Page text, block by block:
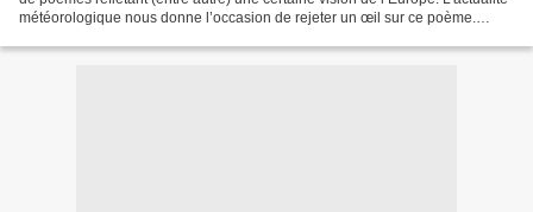
météorologique nous donne l’occasion de rejeter un œil sur ce poème.